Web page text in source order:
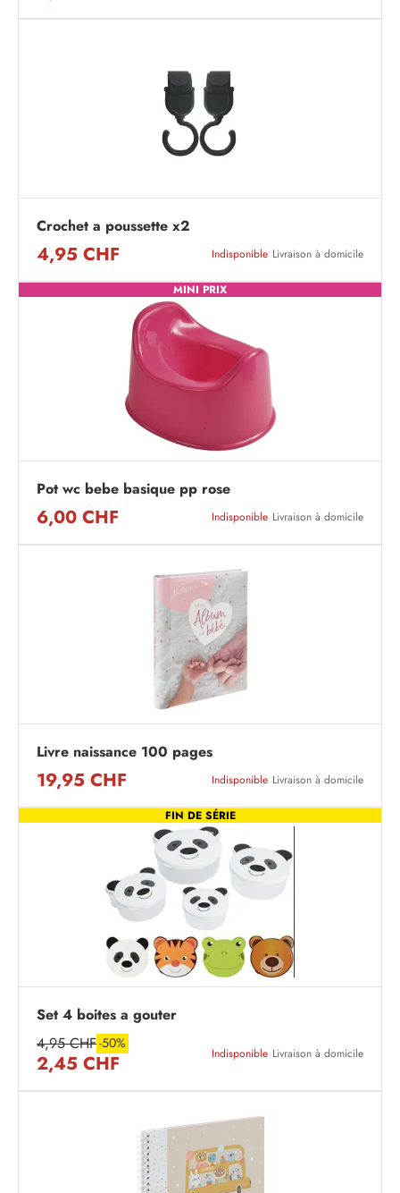
Crochet a poussette x2
4,95 CHF Indisponible Livraison à domicile
MINI PRIX
Pot wc bebe basique pp rose
6,00 CHF Indisponible Livraison à domicile
Livre naissance 100 pages
19,95 CHF Indisponible Livraison à domicile
FIN DE SÉRIE
Set 4 boites a gouter
4,95 CHF-50%
2,45 CHF Indisponible Livraison à domicile